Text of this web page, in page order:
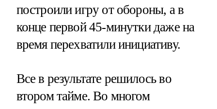
построили игру от обороны, а в
конце первой 45-минутки даже на
время перехватили инициативу.
Все в результате решилось во
втором тайме. Во многом